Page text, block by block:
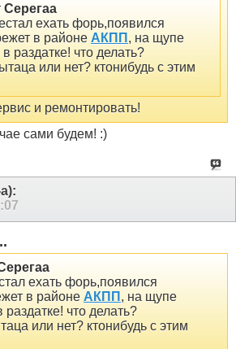
Серегаа
ехать форь,появился
в районе АКПП , на щупе
раздатке! что делать?
или нет? ктонибудь с этим
и ремонтировать!
сами будем! :)
ехать форь,появился
в районе АКПП , на щупе
что делать?
или нет? ктонибудь с этим